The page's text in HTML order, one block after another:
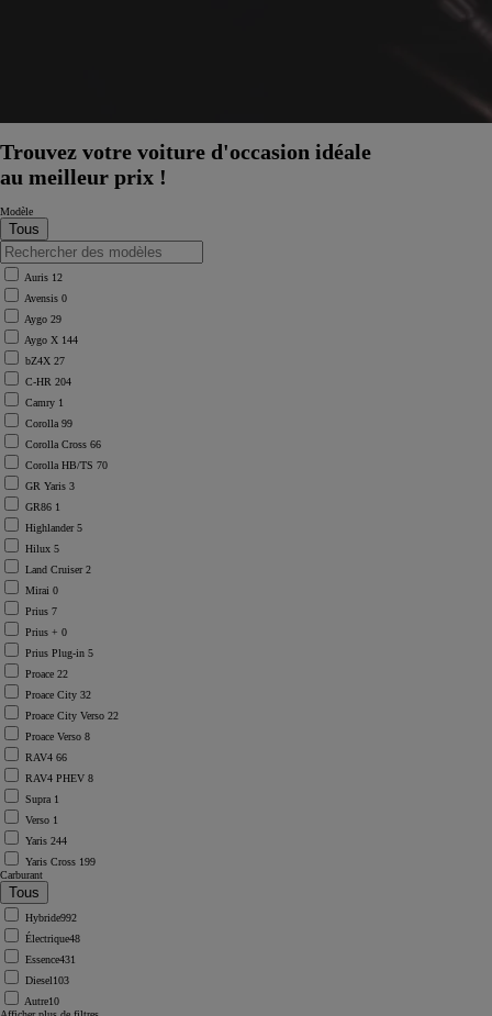
Trouvez votre voiture d'occasion idéale
au meilleur prix !
Modèle
Auris 12
Avensis 0
Aygo 29
Aygo X 144
bZ4X 27
C-HR 204
Camry 1
Corolla 99
Corolla Cross 66
Corolla HB/TS 70
GR Yaris 3
GR86 1
Highlander5
Hilux 5
Land Cruiser2
Mirai 0
Prius 7
Prius + 0
Prius Plug-in 5
Proace 22
Proace City 32
Proace City Verso 22
Proace Verso 8
RAV4 66
RAV4 PHEV 8
Supra 1
Verso 1
Yaris 244
Yaris Cross 199
Carburant
Hybride992
Électrique48
Essence431
Diesel103
Autre10